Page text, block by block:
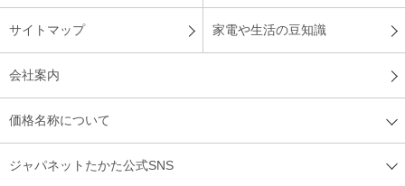
サイトマップ 家電や生活の豆知識
会社案内
価格名称について
ジャパネットたかた公式SNS